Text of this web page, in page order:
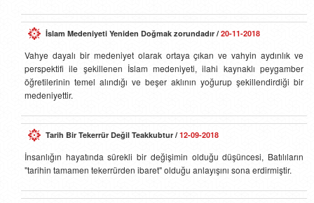
İslam Medeniyeti Yeniden Doğmak zorundadır / 20-11-2018
Vahye dayalı bir medeniyet olarak ortaya çıkan ve vahyin aydınlık ve
perspektifi ile şekillenen İslam medeniyeti, ilahi kaynaklı peygamber
öğretilerinin temel alındığı ve beşer aklının yoğurup şekillendirdiği bir
medeniyettir.
Tarih Bir Tekerrür Değil Teakkubtur / 12-09-2018
İnsanlığın hayatında sürekli bir değişimin olduğu düşüncesi, Batılıların
"tarihin tamamen tekerrürden ibaret" olduğu anlayışını sona erdirmiştir.